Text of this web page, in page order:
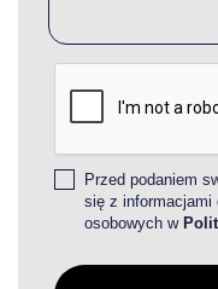
Przed podaniem
się z informacjami
osobowych w